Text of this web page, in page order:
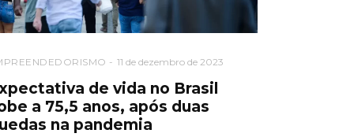
11 de dezembro de 2023
de vida no Brasil
a 75,5 anos, após duas
na pandemia